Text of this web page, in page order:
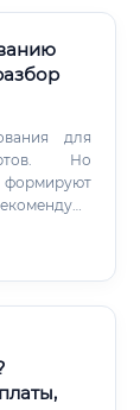
для
Но
формируют